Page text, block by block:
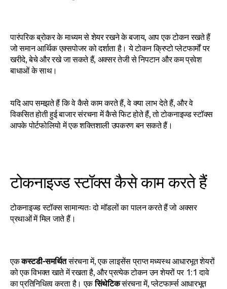
पारंपरिक ब्रोकर के माध्यम से शेयर रखने के बजाय, आप एक टोकन रखते हैं
जो समान आर्थिक एक्सपोजर को दर्शाता है। ये टोकन क्रिप्टो प्लेटफार्मों पर
खरीदे, बेचे और रखे जा सकते हैं, अक्सर तेजी से निपटान और कम प्रवेश
बाधाओं के साथ।
यदि आप समझते हैं कि वे कैसे काम करते हैं, वे क्या लाभ देते हैं, और वे
विकसित होती हुई बाजार संरचना में कैसे फिट होते हैं, तो टोकनाइज्ड स्टॉक्स
आपके पोर्टफोलियो में एक शक्तिशाली उपकरण बन सकते हैं।
टोकनाइज्ड स्टॉक्स कैसे काम करते हैं
टोकनाइज्ड स्टॉक्स सामान्यतः दो मॉडलों का पालन करते हैं जो अक्सर
प्रथाओं में मिल जाते हैं।
एक कस्टडी-समर्थित संरचना में, एक लाइसेंस प्राप्त मध्यस्थ आधारभूत शेयरों
को एक विभक्त खाते में रखता है, और प्रत्येक टोकन उन शेयरों पर 1:1 दावे
का प्रतिनिधित्व करता है। एक सिंथेटिक संरचना में, प्लेटफार्म्स आधारभूत